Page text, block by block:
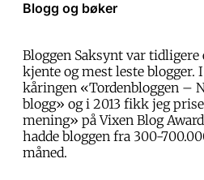
Blogg og bøker
Bloggen Saksynt var tidligere
kjente og mest leste blogger.
kåringen «Tordenbloggen –
blogg» og i 2013 fikk jeg
mening» på Vixen Blog
hadde bloggen fra 300-
måned.